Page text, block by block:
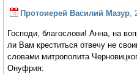
Протоиерей Василий Мазур,
Господи, благослови! Анна, на
ли Вам креститься отвечу не
словами митрополита
Онуфрия: